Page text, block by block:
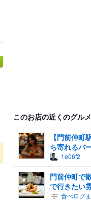
このお店の近くのグル
【門前仲町
ち寄れるバ
1e06f2
門前仲町で
で行きたい
食べログ